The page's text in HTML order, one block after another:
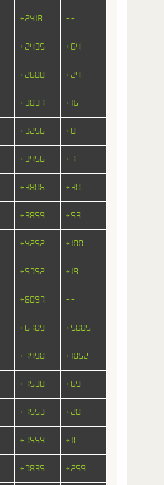
+2418 --
+2435 +64
+2608 +24
+3037 +16
+3256 +8
+3456 +7
+3806 +30
+3859 +53
+4252 +100
+5752 +19
+6097 --
+6709 +5005
+7490 +1052
+7538 +69
+7553 +20
+7554 +11
+7835 +259